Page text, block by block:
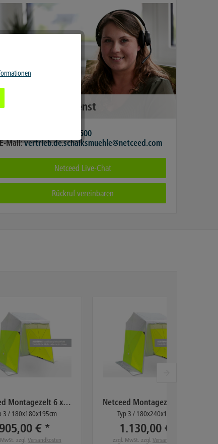
+49 2351 6563-500
Mail:vertrieb.de.schalksmuehle@netceed.com
Netceed Live-Chat
Rückruf vereinbaren
Netceed Montagezelt 6 x 6 - 3
3 / 180x180x195cm
905,00 € *
zzgl. Versandkosten
Typ 3 / 180x240x195cm
1.130,00 € *
zzgl. MwSt. zzgl. Versandkosten
Aktiv